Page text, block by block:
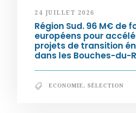
24 JUILLET 2026
Région Sud. 96 M€ de
européens pour
projets de transition
dans les Bouches-du-
ECONOMIE, SÉLECTION